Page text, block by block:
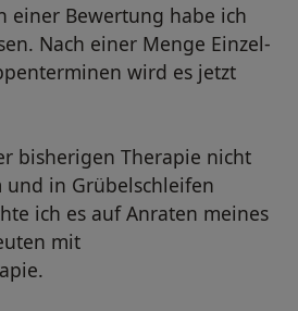
einer Bewertung habe ich
Nach einer Menge Einzel-
wird es jetzt
bisherigen Therapie nicht
in Grübelschleifen
ich es auf Anraten meines
mit